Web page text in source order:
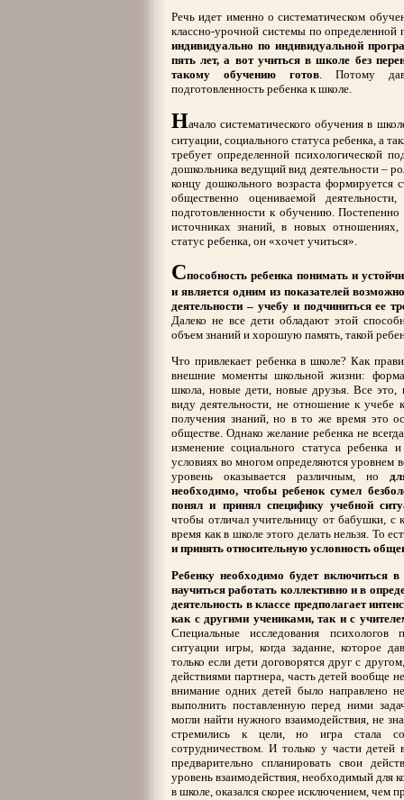
Речь идет именно о систематическом
классно-урочной системы по
индивидуально по индивидуальной
пять лет, а вот учиться в школе без
такому обучению готов. Потому
подготовленность ребенка к школе.
Начало систематического обучения в
ситуации, социального статуса ребенка, а
требует определенной психологической
дошкольника ведущий вид деятельности –
концу дошкольного возраста формируется
общественно оцениваемой
подготовленности к обучению.
источниках знаний, в новых
статус ребенка, он «хочет учиться».
Способность ребенка понимать и
и является одним из показателей
деятельности – учебу и подчиниться ее
Далеко не все дети обладают этой
объем знаний и хорошую память, такой
Что привлекает ребенка в школе? Как
внешние моменты школьной жизни:
школа, новые дети, новые друзья. Все
виду деятельности, не отношение к учебе
получения знаний, но в то же время это
обществе. Однако желание ребенка не
изменение социального статуса ребенка
условиях во многом определяются уровнем
уровень оказывается различным, но
необходимо, чтобы ребенок сумел
понял и принял специфику учебной
чтобы отличал учительницу от бабушки, с
время как в школе этого делать нельзя. То
и принять относительную условность
Ребенку необходимо будет включиться
научиться работать коллективно и в
деятельность в классе предполагает
как с другими учениками, так и с
Специальные исследования психологов
ситуации игры, когда задание, которое
только если дети договорятся друг с
действиями партнера, часть детей вообще
внимание одних детей было направлено
выполнить поставленную перед ними
могли найти нужного взаимодействия, не
стремились к цели, но игра стала
сотрудничеством. И только у части детей
предварительно спланировать свои
уровень взаимодействия, необходимый для
в школе, оказался скорее исключением, чем